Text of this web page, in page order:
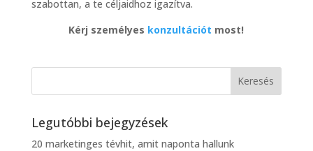
szabottan, a te céljaidhoz igazítva.
Kérj személyes konzultációt most!
Legutóbbi bejegyzések
20 marketinges tévhit, amit naponta hallunk